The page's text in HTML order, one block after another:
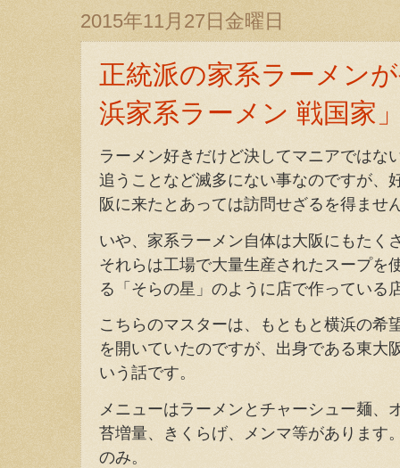
2015年11月27日金曜日
正統派の家系ラーメン
浜家系ラーメン 戦国家
ラーメン好きだけど決してマニアではな
追うことなど滅多にない事なのですが、
阪に来たとあっては訪問せざるを得ませ
いや、家系ラーメン自体は大阪にもたく
それらは工場で大量生産されたスープを
る「そらの星」のように店で作っている
こちらのマスターは、もともと横浜の希
を開いていたのですが、出身である東大
いう話です。
メニューはラーメンとチャーシュー麺、
苔増量、きくらげ、メンマ等があります
のみ。